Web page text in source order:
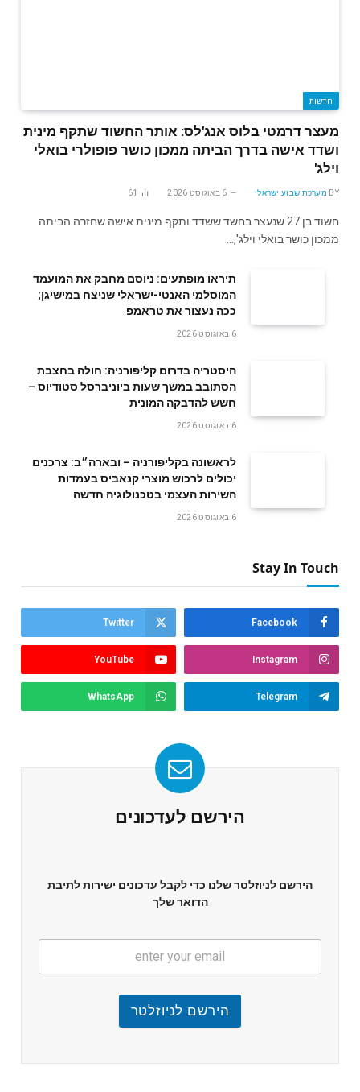
חדשות
מעצר דרמטי בלוס אנג'לס: אותר החשוד שתקף מינית
ושדד אישה בדרך הביתה ממכון כושר פופולרי בואלי
וילג'
BY מערכת שבוע ישראלי 6 באוגוסט 2026 61
חשוד בן 27 שנעצר בחשד ששדד ותקף מינית אישה שחזרה הביתה
ממכון כושר בואלי וילג',…
תיראו מופתעים: ניוסם מחבק את המועמד
המוסלמי האנטי-ישראלי שניצח במישיגן;
ככה נעצור את טראמפ
6 באוגוסט 2026
היסטריה בדרום קליפורניה: חולה בחצבת
הסתובב במשך שעות ביוניברסל סטודיוס –
חשש להדבקה המונית
6 באוגוסט 2026
לראשונה בקליפורניה – ובארה״ב: צרכנים
יכולים לרכוש מוצרי קנאביס בעמדות
השירות העצמי בטכנולוגיה חדשה
6 באוגוסט 2026
Stay In Touch
Facebook
Twitter
Instagram
YouTube
Telegram
WhatsApp
הירשם לעדכונים
הירשם לניוזלטר שלנו כדי לקבל עדכונים ישירות לתיבת
הדואר שלך
הירשם לניוזלטר